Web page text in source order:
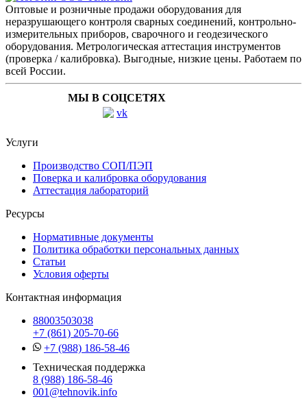
Оптовые и розничные продажи оборудования для
неразрушающего контроля сварных соединений, контрольно-
измерительных приборов, сварочного и геодезического
оборудования. Метрологическая аттестация инструментов
(проверка / калибровка). Выгодные, низкие цены. Работаем по
всей России.
МЫ В СОЦСЕТЯХ
Услуги
Производство СОП/ПЭП
Поверка и калибровка оборудования
Аттестация лабораторий
Ресурсы
Нормативные документы
Политика обработки персональных данных
Статьи
Условия оферты
Контактная информация
88003503038
+7 (861) 205-70-66
+7 (988) 186-58-46
Техническая поддержка
8 (988) 186-58-46
001@tehnovik.info